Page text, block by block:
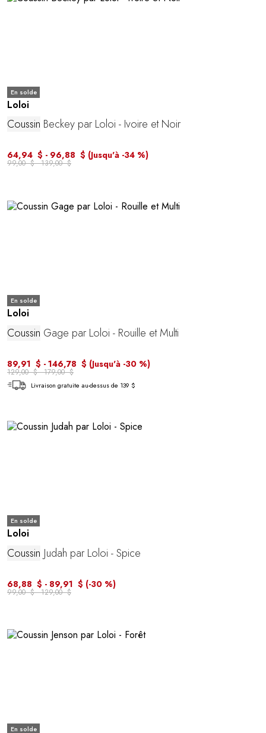
En solde
Loloi
Coussin Beckey par Loloi - Ivoire et Noir
64,94 $ - 96,88 $ (Jusqu'à -34 %)
99,00 $ - 139,00 $
En solde
Loloi
Coussin Gage par Loloi - Rouille et Multi
89,91 $ - 146,78 $ (Jusqu'à -30 %)
129,00 $ - 179,00 $
Livraison gratuite au-dessus de 139 $
En solde
Loloi
Coussin Judah par Loloi - Spice
68,88 $ - 89,91 $ (-30 %)
99,00 $ - 129,00 $
En solde